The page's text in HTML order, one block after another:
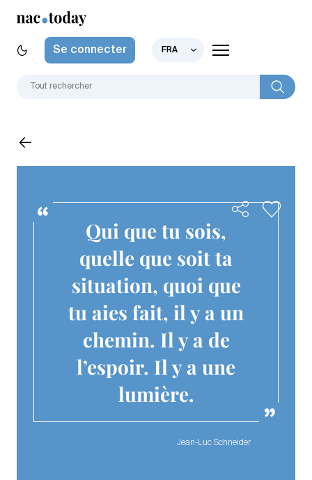
Se connecter FRA
Qui que tu sois,
quelle que soit ta
situation, quoi que
tu aies fait, il y a un
chemin. Il y a de
l’espoir. Il y a une
lumière.
Jean-Luc Schneider